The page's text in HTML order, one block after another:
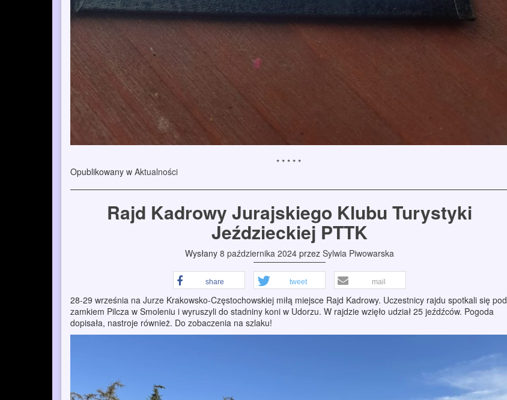
Opublikowany w Aktualności
Rajd Kadrowy Jurajskiego Klubu Turystyki
Jeździeckiej PTTK
Wysłany 8 października 2024 przez Sylwia Piwowarska
share tweet mail
28-29 września na Jurze Krakowsko-Częstochowskiej miłą miejsce Rajd Kadrowy. Uczestnicy rajdu spotkali się pod
zamkiem Pilcza w Smoleniu i wyruszyli do stadniny koni w Udorzu. W rajdzie wzięło udział 25 jeźdźców. Pogoda
dopisała, nastroje również. Do zobaczenia na szlaku!